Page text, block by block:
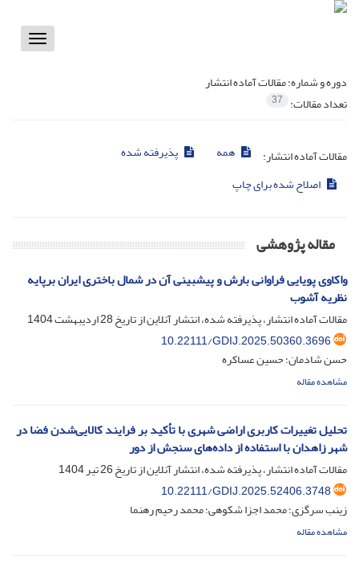
Toggle
دوره و شماره:مقالات آماده انتشار
تعداد مقالات: 37
مقالات آماده انتشار: همه
پذیرفته شده
اصلاح شده برای چاپ
مقاله پژوهشی
واکاوی پویایی فراوانی بارش و پیش‎بینی آن در شمال باختری ایران برپایه
نظریه آشوب
مقالات آماده انتشار، پذیرفته شده، انتشار آنلاین از تاریخ28 اردیبهشت 1404
10.22111/GDIJ.2025.50360.3696
حسن شادمان؛ حسین عساکره
مشاهده مقاله
تحلیل تغییرات کاربری اراضی شهری با تأکید بر فرایند کالایی‌شدن فضا در
شهر زاهدان با استفاده از داده‌های سنجش از دور
مقالات آماده انتشار، پذیرفته شده، انتشار آنلاین از تاریخ26 تیر 1404
10.22111/GDIJ.2025.52406.3748
زینب سرگزی؛ محمد اجزا شکوهی؛ محمد رحیم رهنما
مشاهده مقاله